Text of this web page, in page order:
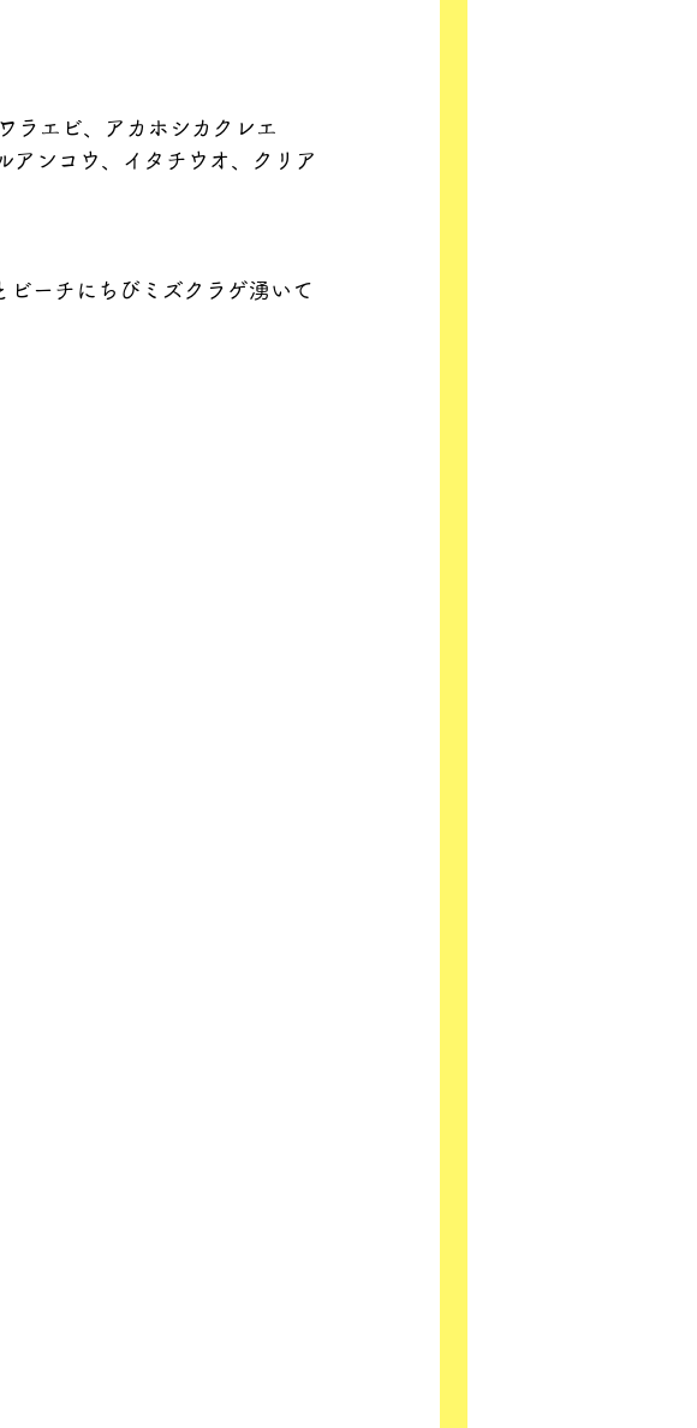
ラエビ、アカホシカクレエ
アンコウ、イタチウオ、クリア
ーチにちびミズクラゲ湧いて